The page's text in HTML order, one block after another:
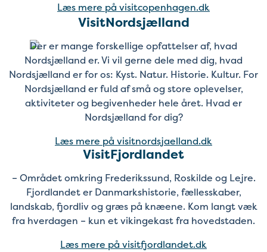
Læs mere på visitcopenhagen.dk
VisitNordsjælland
Der er mange forskellige opfattelser af, hvad
Nordsjælland er. Vi vil gerne dele med dig, hvad
Nordsjælland er for os: Kyst. Natur. Historie. Kultur. For
Nordsjælland er fuld af små og store oplevelser,
aktiviteter og begivenheder hele året. Hvad er
Nordsjælland for dig?
Læs mere på visitnordsjaelland.dk
VisitFjordlandet
– Området omkring Frederikssund, Roskilde og Lejre.
Fjordlandet er Danmarkshistorie, fællesskaber,
landskab, fjordliv og græs på knæene. Kom langt væk
fra hverdagen – kun et vikingekast fra hovedstaden.
Læs mere på visitfjordlandet.dk